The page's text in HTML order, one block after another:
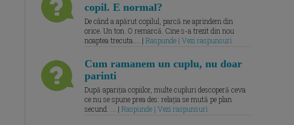
copil. E normal?
De când a apărut copilul, parcă ne aprindem din
orice. Un ton. O remarcă. Cine s-a trezit din nou
noaptea trecuta.... | Raspunde | Vezi raspunsuri
Cum ramanem un cuplu, nu doar
parinti
După apariția copiilor, multe cupluri descoperă ceva
ce nu se spune prea des: relația se mută pe plan
secund. ... | Raspunde | Vezi raspunsuri